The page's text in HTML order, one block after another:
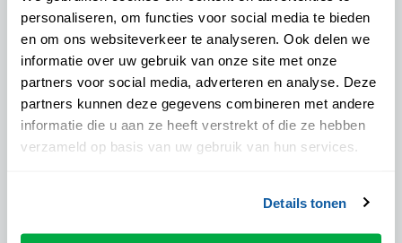
personaliseren, om functies voor social media te bieden
en om ons websiteverkeer te analyseren. Ook delen we
informatie over uw gebruik van onze site met onze
partners voor social media, adverteren en analyse. Deze
partners kunnen deze gegevens combineren met andere
informatie die u aan ze heeft verstrekt of die ze hebben
verzameld op basis van uw gebruik van hun services.
Details tonen
20:00 uur
Pauze:
Nog niet bekend
Drankje inclusief:
Ja
Podiumpas geaccepteerd:
Ja